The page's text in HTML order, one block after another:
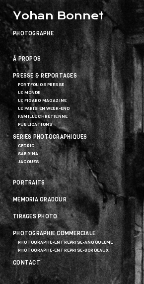
Yohan Bonnet
PHOTOGRAPHE
À PROPOS
PRESSE & REPORTAGES
PORTFOLIOS PRESSE
LE MONDE
LE FIGARO MAGAZINE
LE PARISIEN WEEK-END
FAMILLE CHRÉTIENNE
PUBLICATIONS
SERIES PHOTOGRAPHIQUES
CEDRIC
SABRINA
JACQUES
PORTRAITS
MEMORIA ORADOUR
TIRAGES PHOTO
PHOTOGRAPHIE COMMERCIALE
PHOTOGRAPHE-ENTREPRISE-ANGOULEME
PHOTOGRAPHE-ENTREPRISE-BORDEAUX
CONTACT